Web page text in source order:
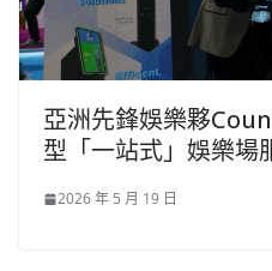
亞洲先鋒娛樂夥
型「一站式」娛樂場
2026 年 5 月 19 日